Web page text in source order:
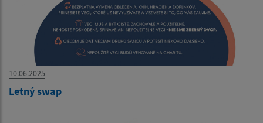
10.06.2025
Letný swap